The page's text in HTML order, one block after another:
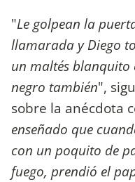
"Le golpean la
llamarada y Diego
un maltés
negro también",
sobre la anécdota
enseñado que
con un poquito de
fuego, prendió el